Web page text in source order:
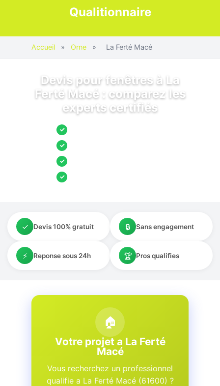
Qualitionnaire
Accueil » Orne » La Ferté Macé
Devis pour fenêtres à La
Ferté Macé : comparez les
experts certifiés
✓
✓
✓
✓
✓ Devis 100% gratuit 🔒 Sans engagement
⚡ Reponse sous 24h 🏆 Pros qualifies
🏠
Votre projet a La Ferté
Macé
Vous recherchez un professionnel
qualifie a La Ferté Macé (61600) ?